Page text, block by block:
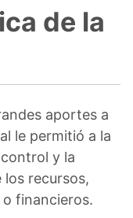
de la
aportes a
le permitió a la
y la
los recursos,
financieros.